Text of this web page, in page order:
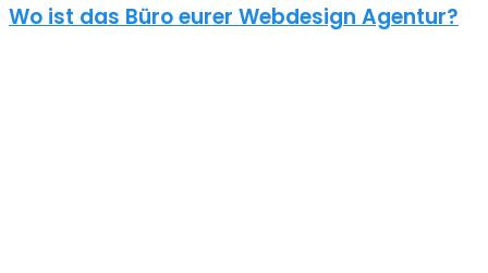
Wo ist das Büro eurer Webdesign Agentur?